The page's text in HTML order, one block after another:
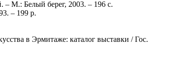
– М.: Белый берег, 2003. – 196 с.
– 199 p.
в Эрмитаже: каталог выставки / Гос.